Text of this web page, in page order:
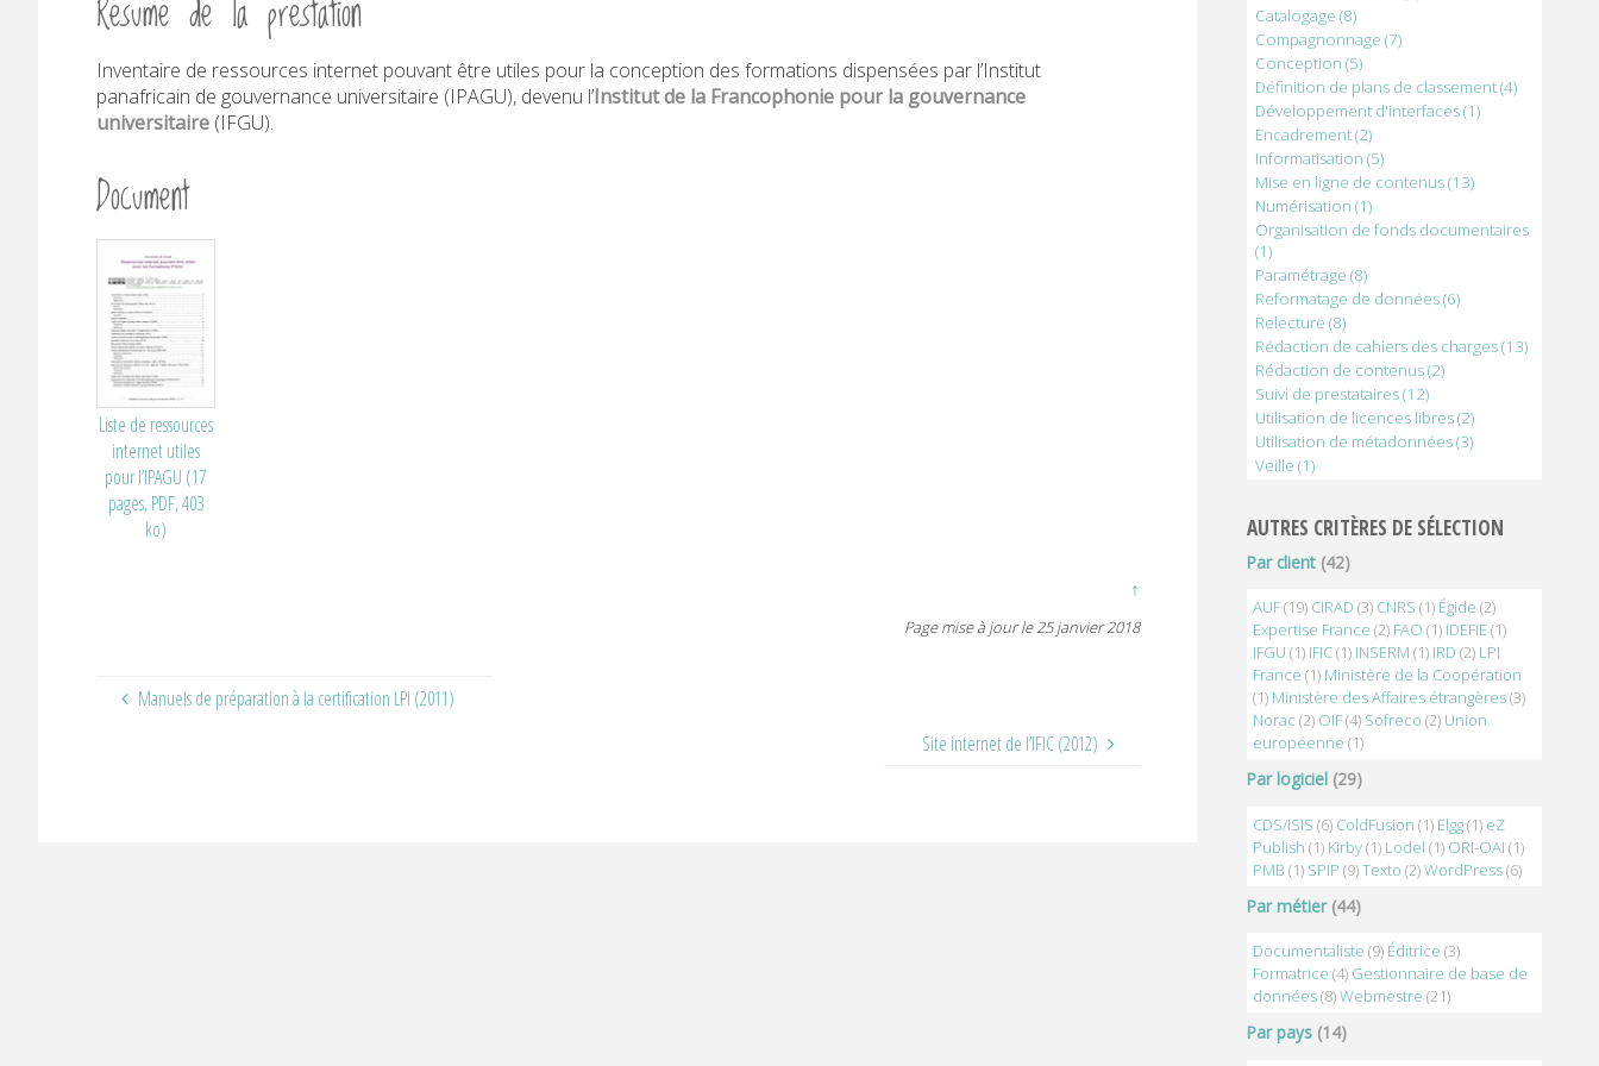
P
O
R
P
R
E
Documentation
et
communication
numériques
Résumé de la prestation
Inventaire de ressources internet pouvant être utiles pour la conception des formations dispensées par l’Institut
panafricain de gouvernance universitaire (IPAGU), devenu l’Institut de la Francophonie pour la gouvernance
universitaire(IFGU).
Document
Liste de ressources
internet utiles
pour l’IPAGU (17
pages, PDF, 403
ko)
↑
Page mise à jour le 25 janvier 2018
Manuels de préparation à la certification LPI (2011)
Site internet de l’IFIC (2012)
Catalogage (8)
Compagnonnage (7)
Conception (5)
Définition de plans de classement(4)
Développement d'interfaces(1)
Encadrement(2)
Informatisation (5)
Mise en ligne de contenus(13)
Numérisation (1)
Organisation de fonds documentaires
(1)
Paramétrage (8)
Reformatage de données(6)
Relecture (8)
Rédaction de cahiers des charges(13)
Rédaction de contenus(2)
Suivi de prestataires(12)
Utilisation de licences libres(2)
Utilisation de métadonnées(3)
Veille (1)
AUTRES CRITÈRES DE SÉLECTION
Par client (42)
AUF(19) CIRAD (3) CNRS (1) Égide (2)
Expertise France (2) FAO (1) IDEFIE(1)
IFGU (1) IFIC(1) INSERM (1) IRD (2) LPI
France (1) Ministère de la Coopération
(1) Ministère des Affaires étrangères(3)
Norac (2) OIF(4) Sofreco (2) Union
européenne (1)
Par logiciel (29)
CDS/ISIS (6) ColdFusion (1) Elgg(1) eZ
Publish (1) Kirby(1) Lodel (1) ORI-OAI (1)
PMB (1) SPIP (9)Texto (2)WordPress(6)
Par métier(44)
Documentaliste (9) Éditrice (3)
Formatrice (4) Gestionnaire de base de
données(8)Webmestre (21)
Par pays (14)